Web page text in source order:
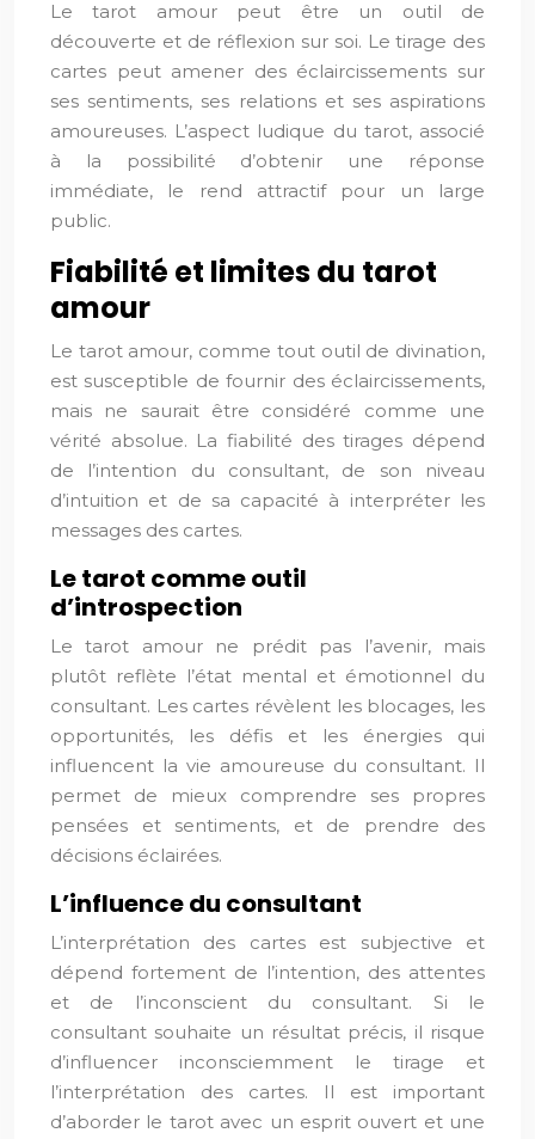
Le tarot amour peut être un outil de
découverte et de réflexion sur soi. Le tirage des
cartes peut amener des éclaircissements sur
ses sentiments, ses relations et ses aspirations
amoureuses. L’aspect ludique du tarot, associé
à la possibilité d’obtenir une réponse
immédiate, le rend attractif pour un large
public.
Fiabilité et limites du tarot
amour
Le tarot amour, comme tout outil de divination,
est susceptible de fournir des éclaircissements,
mais ne saurait être considéré comme une
vérité absolue. La fiabilité des tirages dépend
de l’intention du consultant, de son niveau
d’intuition et de sa capacité à interpréter les
messages des cartes.
Le tarot comme outil
d’introspection
Le tarot amour ne prédit pas l’avenir, mais
plutôt reflète l’état mental et émotionnel du
consultant. Les cartes révèlent les blocages, les
opportunités, les défis et les énergies qui
influencent la vie amoureuse du consultant. Il
permet de mieux comprendre ses propres
pensées et sentiments, et de prendre des
décisions éclairées.
L’influence du consultant
L’interprétation des cartes est subjective et
dépend fortement de l’intention, des attentes
et de l’inconscient du consultant. Si le
consultant souhaite un résultat précis, il risque
d’influencer inconsciemment le tirage et
l’interprétation des cartes. Il est important
d’aborder le tarot avec un esprit ouvert et une